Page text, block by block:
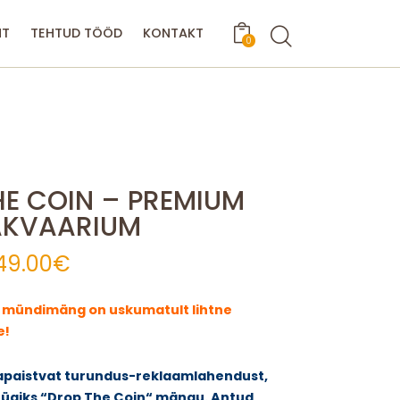
TEHTUD TÖÖD KONTAKT 0 Search
COIN – PREMIUM
€
on:
149.00€.
mündimäng on uskumatult lihtne
turundus-reklaamlahendust,